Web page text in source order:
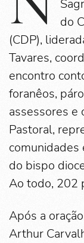
do
(CDP),
Tavares,
encontro
foranêos,
assessores e
Pastoral,
comunidades
do bispo
Ao todo, 202
Após a
Arthur